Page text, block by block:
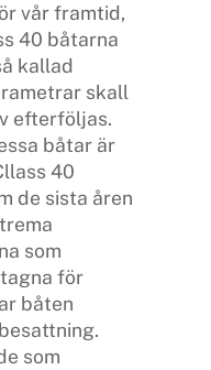
vår framtid,
40 båtarna
kallad
skall
efterföljas.
båtar är
40
de sista åren
som
för
båten
som